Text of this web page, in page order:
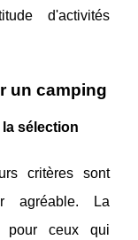
d'activités
un camping
sélection
critères sont
agréable. La
pour ceux qui